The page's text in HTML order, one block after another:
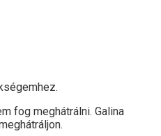
fog meghátrálni. Galina